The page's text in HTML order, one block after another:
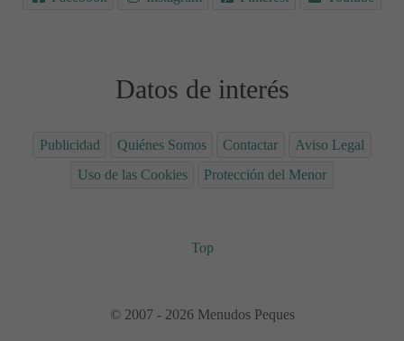
Datos de interés
Publicidad Quiénes Somos Contactar
Aviso Legal
Uso de las Cookies
Protección del Menor
Top
© 2007 - 2026 Menudos Peques